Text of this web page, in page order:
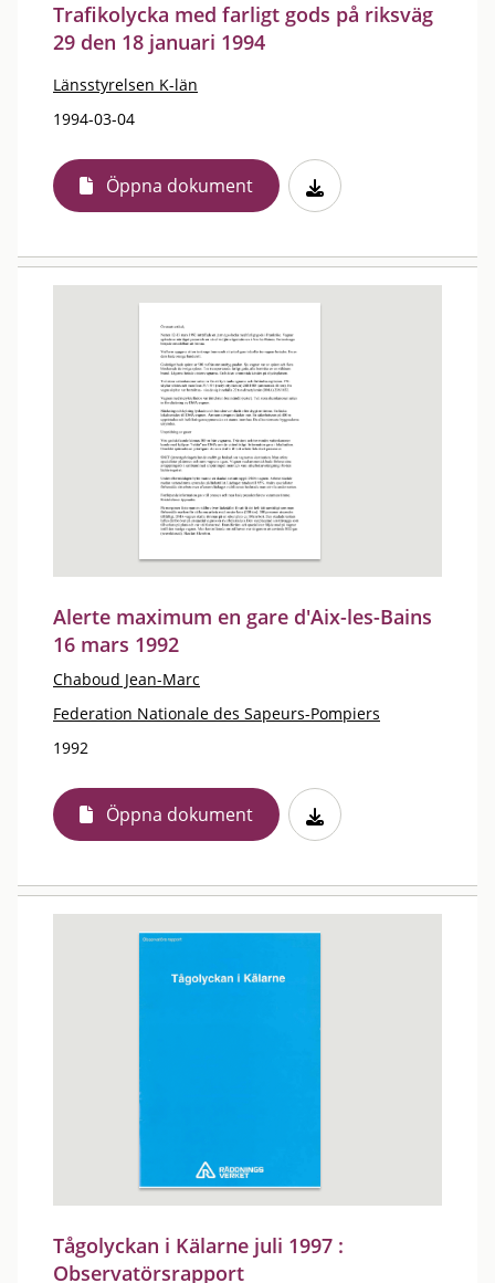
Trafikolycka med farligt gods på riksväg
29 den 18 januari 1994
Länsstyrelsen K-län
1994-03-04
Öppna dokument
Alerte maximum en gare d'Aix-les-Bains
16 mars 1992
Chaboud Jean-Marc
Federation Nationale des Sapeurs-Pompiers
1992
Öppna dokument
Tågolyckan i Kälarne juli 1997 :
Observatörsrapport